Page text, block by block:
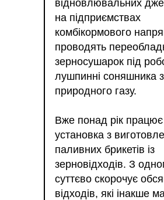
відновлювальних
на підприємствах
комбікормового
проводять
зерносушарок під
лушпинні соняшника
природного газу.
Вже понад рік працює
установка з
паливних брикетів із
зерновідходів. З
суттєво скорочує
відходів, які інакше